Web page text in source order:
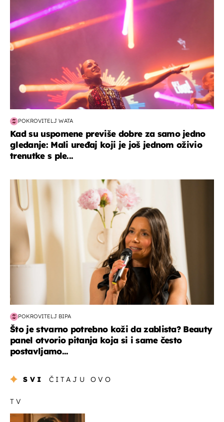
POKROVITELJ WATA
Kad su uspomene previše dobre za samo jedno
gledanje: Mali uređaj koji je još jednom oživio
trenutke s ple...
moda & ljepota
POKROVITELJ BIPA
Što je stvarno potrebno koži da zablista? Beauty
panel otvorio pitanja koja si i same često
postavljamo...
SVI ČITAJU OVO
TV